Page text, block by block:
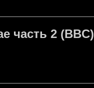
часть 2 (BBC)